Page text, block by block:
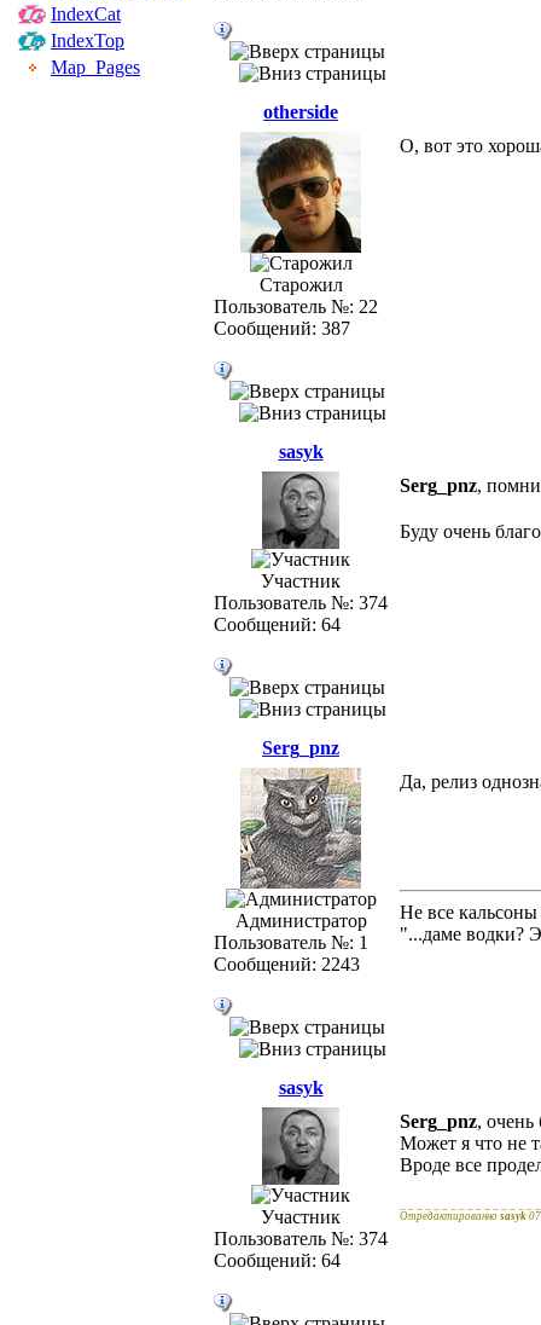
IndexCat
IndexTop
Map_Pages
otherside
Старожил
Пользователь №: 22
Сообщений: 387
О, вот это
sasyk
Участник
Пользователь №: 374
Сообщений: 64
Serg_pnz,
Буду очень
Serg_pnz
Администратор
Пользователь №: 1
Сообщений: 2243
Да, релиз
Не все
"...даме водки?
sasyk
Участник
Пользователь №: 374
Сообщений: 64
Serg_pnz, очень
Может я что не
Вроде все
Отредактированно sasyk